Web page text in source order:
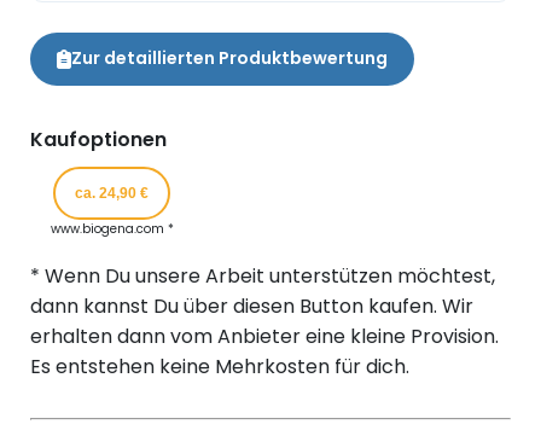
Zur detaillierten Produktbewertung
Kaufoptionen
ca. 24,90 €
www.biogena.com *
* Wenn Du unsere Arbeit unterstützen möchtest,
dann kannst Du über diesen Button kaufen. Wir
erhalten dann vom Anbieter eine kleine Provision.
Es entstehen keine Mehrkosten für dich.